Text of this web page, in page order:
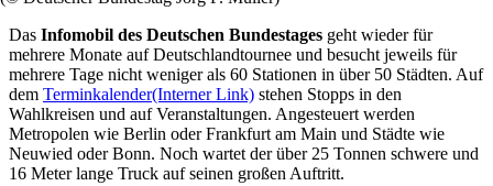
Das Infomobil des Deutschen Bundestages geht wieder für
mehrere Monate auf Deutschlandtournee und besucht jeweils für
mehrere Tage nicht weniger als 60 Stationen in über 50 Städten. Auf
dem Terminkalender(Interner Link) stehen Stopps in den
Wahlkreisen und auf Veranstaltungen. Angesteuert werden
Metropolen wie Berlin oder Frankfurt am Main und Städte wie
Neuwied oder Bonn. Noch wartet der über 25 Tonnen schwere und
16 Meter lange Truck auf seinen großen Auftritt.